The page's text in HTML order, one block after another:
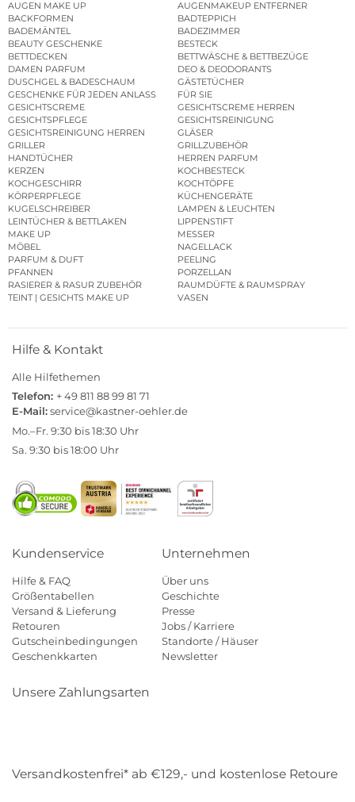
AUGEN MAKE UP
AUGENMAKEUP ENTFERNER
BACKFORMEN
BADTEPPICH
BADEMÄNTEL
BADEZIMMER
BEAUTY GESCHENKE
BESTECK
BETTDECKEN
BETTWÄSCHE & BETTBEZÜGE
DAMEN PARFUM
DEO & DEODORANTS
DUSCHGEL & BADESCHAUM
GÄSTETÜCHER
GESCHENKE FÜR JEDEN ANLASS
FÜR SIE
GESICHTSCREME
GESICHTSCREME HERREN
GESICHTSPFLEGE
GESICHTSREINIGUNG
GESICHTSREINIGUNG HERREN
GLÄSER
GRILLER
GRILLZUBEHÖR
HANDTÜCHER
HERREN PARFUM
KERZEN
KOCHBESTECK
KOCHGESCHIRR
KOCHTÖPFE
KÖRPERPFLEGE
KÜCHENGERÄTE
KUGELSCHREIBER
LAMPEN & LEUCHTEN
LEINTÜCHER & BETTLAKEN
LIPPENSTIFT
MAKE UP
MESSER
MÖBEL
NAGELLACK
PARFUM & DUFT
PEELING
PFANNEN
PORZELLAN
RASIERER & RASUR ZUBEHÖR
RAUMDÜFTE & RAUMSPRAY
TEINT | GESICHTS MAKE UP
VASEN
Hilfe & Kontakt
Alle Hilfethemen
Telefon: + 49 811 88 99 81 71
E-Mail:service@kastner-oehler.de
Mo.–Fr. 9:30 bis 18:30 Uhr
Sa. 9:30 bis 18:00 Uhr
Kundenservice
Hilfe & FAQ
Größentabellen
Versand & Lieferung
Retouren
Gutscheinbedingungen
Geschenkkarten
Unternehmen
Über uns
Geschichte
Presse
Jobs / Karriere
Standorte / Häuser
Newsletter
Unsere Zahlungsarten
Versandkostenfrei* ab €129,- und kostenlose Retoure